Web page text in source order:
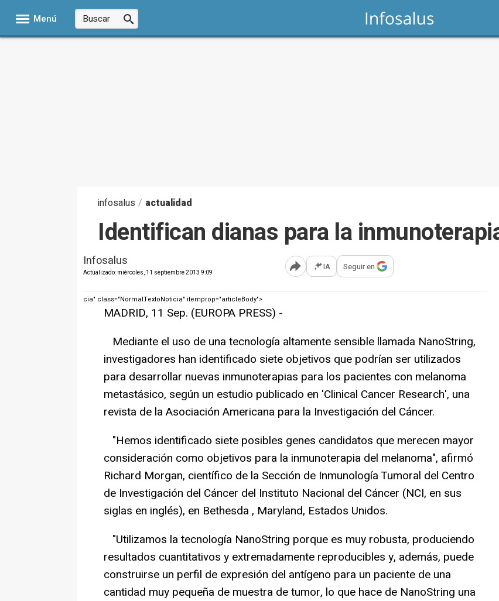
Menú
infosalus / actualidad
Identifican dianas para la
Infosalus
Actualizado: miércoles, 11 septiembre 2013 9:09 Abrir opciones para compartir
IA Seguir en
cia" class="NormalTextoNoticia" itemprop="articleBody">
MADRID, 11 Sep. (EUROPA PRESS) -
Mediante el uso de una tecnología altamente sensible llamada NanoString,
investigadores han identificado siete objetivos que podrían ser utilizados
para desarrollar nuevas inmunoterapias para los pacientes con melanoma
metastásico, según un estudio publicado en 'Clinical Cancer Research', una
revista de la Asociación Americana para la Investigación del Cáncer.
"Hemos identificado siete posibles genes candidatos que merecen mayor
consideración como objetivos para la inmunoterapia del melanoma", afirmó
Richard Morgan, científico de la Sección de Inmunología Tumoral del Centro
de Investigación del Cáncer del Instituto Nacional del Cáncer (NCI, en sus
siglas en inglés), en Bethesda , Maryland, Estados Unidos.
"Utilizamos la tecnología NanoString porque es muy robusta, produciendo
resultados cuantitativos y extremadamente reproducibles y, además, puede
construirse un perfil de expresión del antígeno para un paciente de una
cantidad muy pequeña de muestra de tumor, lo que hace de NanoString una